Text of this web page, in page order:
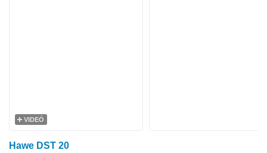
VIDEÓ
Hawe DST 20